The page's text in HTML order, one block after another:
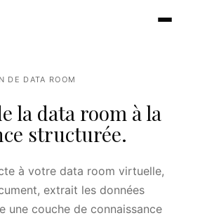
DE DATA ROOM
la data room à la
structurée.
à votre data room virtuelle,
extrait les données
une couche de connaissance